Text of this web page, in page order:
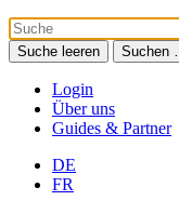
Suche leeren Suchen
Login
Über uns
Guides & Partner
DE
FR